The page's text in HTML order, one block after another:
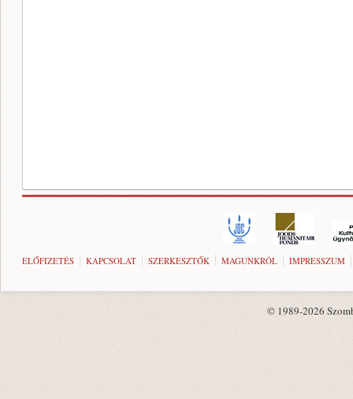
ELŐFIZETÉS KAPCSOLAT SZERKESZTŐK MAGUNKRÓL IMPRESSZUM
© 1989-2026